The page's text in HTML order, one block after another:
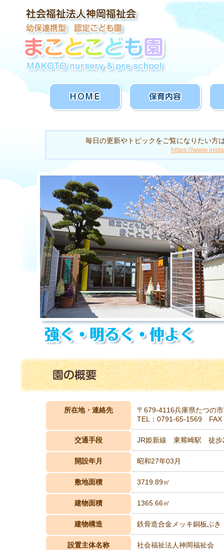
毎日の更新やトピックをご覧になりたい方
https://
所在地・連絡先
〒679-4116兵庫県たつの
TEL：0791-65-1569 FAX
交通手段 JR姫新線 東觜崎駅 徒歩
開設年月 昭和27年03月
敷地面積 3719.89㎡
建物面積 1365.66㎡
建物構造 鉄骨造合金メッキ銅板ぶき
設置主体名称 社会福祉法人神岡福祉会